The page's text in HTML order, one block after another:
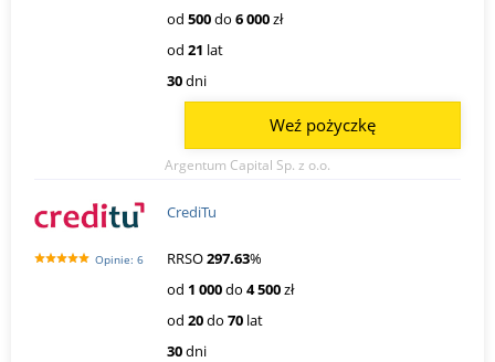
od 500do 6 000zł
od 21 lat
30dni
Argentum Capital Sp. z o.o.
Weź pożyczkę
Opinie: 6
CrediTu
RRSO297.63%
od 1 000do 4 500zł
od 20do 70 lat
30dni